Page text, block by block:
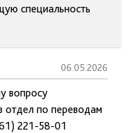
специальность
06.05.2026
вопросу
отдел по переводам
221-58-01